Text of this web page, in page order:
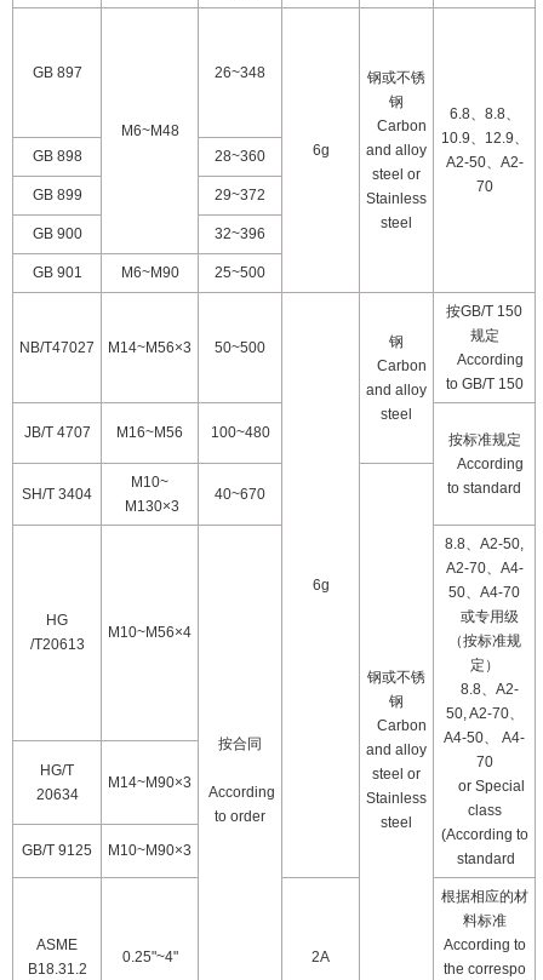
GB 897
M6~M48
26~348
6g
钢或不锈
钢
Carbon
and alloy
steel or
Stainless
steel
6.8、 8.8、
10.9、 12.9、
A2-50、 A2-
70
GB 898 28~360
GB 899 29~372
GB 900 32~396
GB 901 M6~M90 25~500
NB/T47027 M14~M56×3 50~500
6g
钢
Carbon
and alloy
steel
按GB/T 150
规定
According
to GB/T 150
JB/T 4707 M16~M56 100~480
按标准规定
According
to standard
SH/T 3404
M10~
M130×3
40~670
钢或不锈
钢
Carbon
and alloy
steel or
Stainless
steel
HG
/T20613
M10~M56×4
按合同
According
to order
8.8、 A2-50,
A2-70、 A4-
50、 A4-70
或专用级
（按标准规
定）
8.8、 A2-
50, A2-70、
A4-50、
A4-
70
or Special
class
(According to
standard
HG/T
20634
M14~M90×3
GB/T 9125 M10~M90×3
ASME
B18.31.2
0.25"~4" 2A
根据相应的材
料标准
According to
the correspo